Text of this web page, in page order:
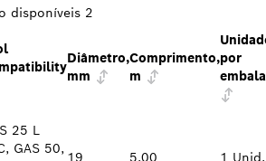
disponíveis 2
Diâmetro,
mm
Comprimento,
m
por
25 L
GAS 50,
19 5,00 1 Unid.